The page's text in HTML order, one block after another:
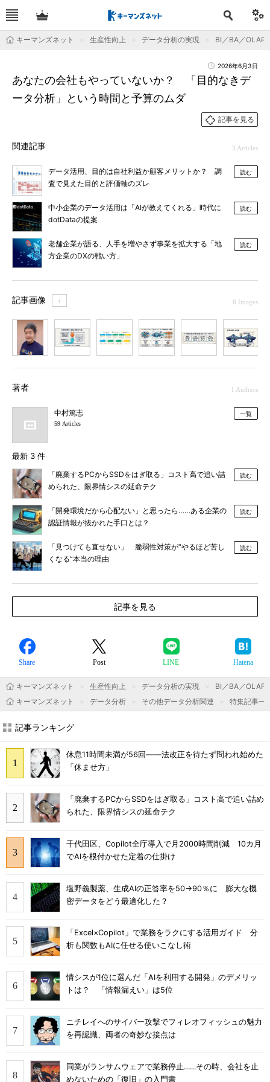
キーマンズネット 生産性向上 データ分析の実現 BI／BA／OLAP
2026年6月3日
あなたの会社もやっていないか？ 「目的なきデ
ータ分析」という時間と予算のムダ
記事を見る
関連記事 3 Articles
データ活用、目的は自社利益か顧客メリットか？ 調
査で見えた目的と評価軸のズレ
読む
中小企業のデータ活用は「AIが教えてくれる」時代に
dotDataの提案
読む
老舗企業が語る、人手を増やさず事業を拡大する「地
方企業のDXの戦い方」
読む
記事画像 ＋ 6 Images
著者 1 Authors
中村篤志
59 Articles
一覧
最新 3 件
「廃棄するPCからSSDをはぎ取る」コスト高で追い詰
められた、限界情シスの延命テク
読む
「開発環境だから心配ない」と思ったら……ある企業の
認証情報が抜かれた手口とは？
読む
「見つけても直せない」 脆弱性対策が“やるほど苦し
くなる”本当の理由
読む
記事を見る
Share Post LINE Hatena
キーマンズネット 生産性向上 データ分析の実現
BI／BA／OLAP
キーマンズネット
データ分析 その他データ分析関連 特集記事一
記事ランキング
休息11時間未満が56回――法改正を待たず問われ始めた
「休ませ方」
「廃棄するPCからSSDをはぎ取る」コスト高で追い詰め
られた、限界情シスの延命テク
千代田区、Copilot全庁導入で月2000時間削減 10カ月
でAIを根付かせた定着の仕掛け
塩野義製薬、生成AIの正答率を50→90％に 膨大な機
密データをどう最適化した？
「Excel×Copilot」で業務をラクにする活用ガイド 分
析も関数もAIに任せる使いこなし術
情シスが1位に選んだ「AIを利用する開発」のデメリッ
トは？ 「情報漏えい」は5位
ニチレイへのサイバー攻撃でフィレオフィッシュの魅力
を再認識、両者の奇妙な接点は
同業がランサムウェアで業務停止……その時、会社を止
めないための「復旧」の入門書